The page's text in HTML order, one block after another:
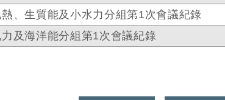
、生質能及小水力分組第1次會議紀錄
力及海洋能分組第1次會議紀錄